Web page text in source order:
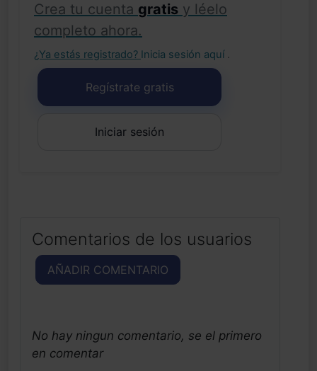
Crea tu cuenta gratis y léelo
completo ahora.
¿Ya estás registrado? Inicia sesión aquí .
Regístrate gratis
Iniciar sesión
Comentarios de los usuarios
AÑADIR COMENTARIO
No hay ningun comentario, se el primero
en comentar